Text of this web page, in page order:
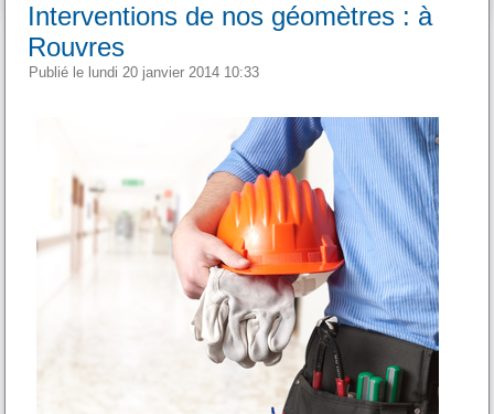
Interventions de nos géomètres : à
Rouvres
Publié le lundi 20 janvier 2014 10:33